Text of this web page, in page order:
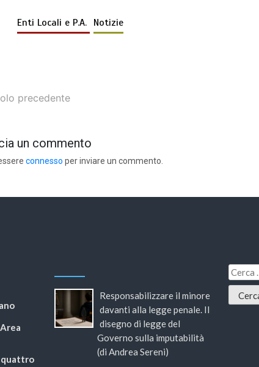
Enti Locali e P.A. Notizie
precedente
un commento
connesso per inviare un commento.
quattro
Responsabilizzare il minore
davanti alla legge penale. Il
disegno di legge del
Governo sulla imputabilità
(di Andrea Sereni)